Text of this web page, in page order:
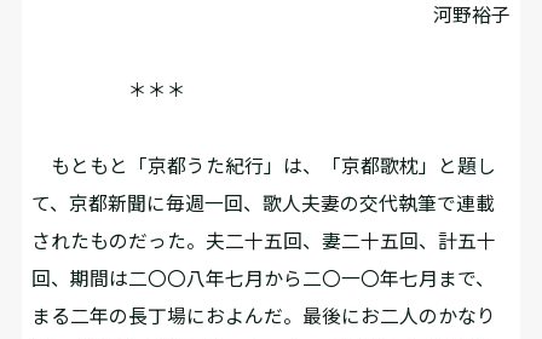
河野裕子
＊＊＊
もともと「京都うた紀行」は、「京都歌枕」と題し
て、京都新聞に毎週一回、歌人夫妻の交代執筆で連載
されたものだった。夫二十五回、妻二十五回、計五十
回、期間は二〇〇八年七月から二〇一〇年七月まで、
まる二年の長丁場におよんだ。最後にお二人のかなり